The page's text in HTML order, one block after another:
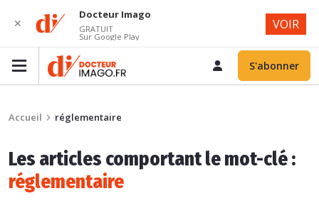
S'abonner
Accueil réglementaire
Les articles comportant le mot-clé :
réglementaire
✕
Docteur Imago
GRATUIT
Sur Google Play
VOIR